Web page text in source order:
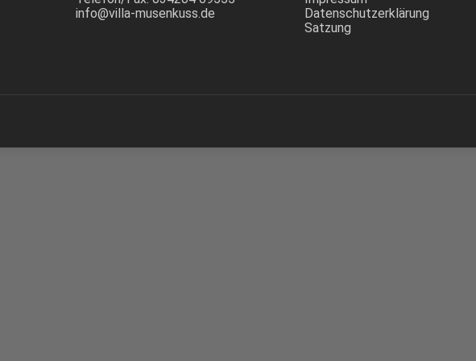
info@villa-musenkuss.de
Datenschutzerklärung
Satzung